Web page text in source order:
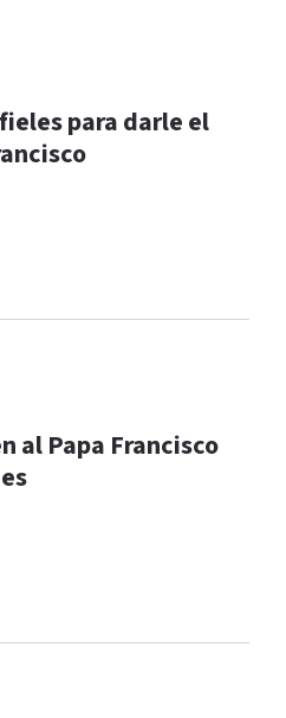
para darle el
al Papa Francisco